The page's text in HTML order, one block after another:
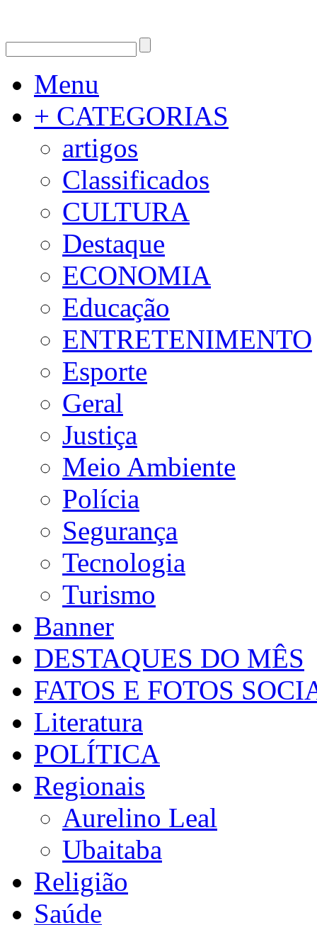
Menu
+ CATEGORIAS
artigos
Classificados
CULTURA
Destaque
ECONOMIA
Educação
ENTRETENIMENTO
Esporte
Geral
Justiça
Meio Ambiente
Polícia
Segurança
Tecnologia
Turismo
Banner
DESTAQUES DO MÊS
FATOS E FOTOS
Literatura
POLÍTICA
Regionais
Aurelino Leal
Ubaitaba
Religião
Saúde